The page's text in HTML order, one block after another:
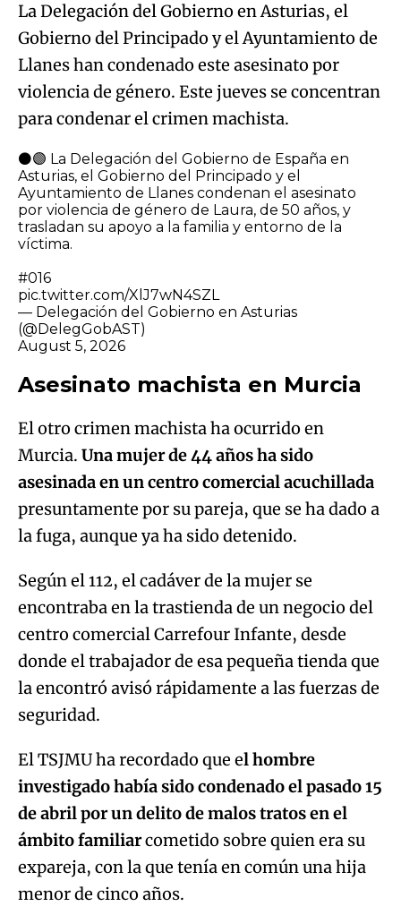
La Delegación del Gobierno en Asturias, el
Gobierno del Principado y el Ayuntamiento de
Llanes han condenado este asesinato por
violencia de género. Este jueves se concentran
para condenar el crimen machista.
⚫️🟣 La Delegación del Gobierno de España en
Asturias, el Gobierno del Principado y el
Ayuntamiento de Llanes condenan el asesinato
por violencia de género de Laura, de 50 años, y
trasladan su apoyo a la familia y entorno de la
víctima.
#016
pic.twitter.com/XlJ7wN4SZL
— Delegación del Gobierno en Asturias
(@DelegGobAST)
August 5, 2026
Asesinato machista en Murcia
El otro crimen machista ha ocurrido en
Murcia. Una mujer de 44 años ha sido
asesinada en un centro comercial acuchillada
presuntamente por su pareja, que se ha dado a
la fuga, aunque ya ha sido detenido.
Según el 112, el cadáver de la mujer se
encontraba en la trastienda de un negocio del
centro comercial Carrefour Infante, desde
donde el trabajador de esa pequeña tienda que
la encontró avisó rápidamente a las fuerzas de
seguridad.
El TSJMU ha recordado que el hombre
investigado había sido condenado el pasado 15
de abril por un delito de malos tratos en el
ámbito familiarcometido sobre quien era su
expareja, con la que tenía en común una hija
menor de cinco años.